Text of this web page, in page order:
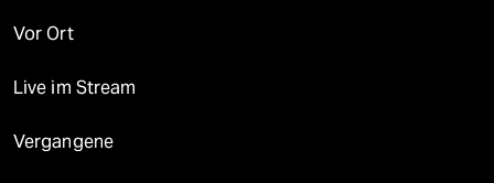
Vor Ort
Live im Stream
Vergangene